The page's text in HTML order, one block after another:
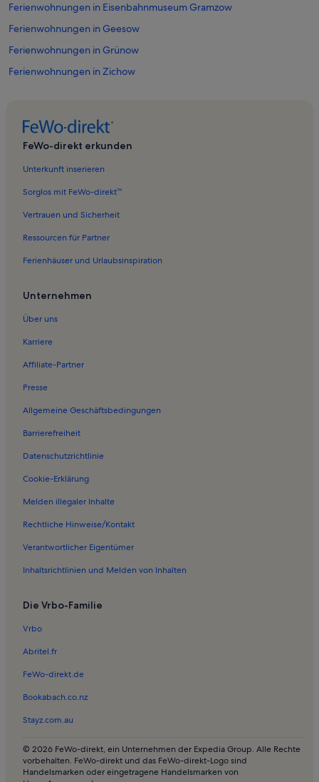
Ferienwohnungen in Eisenbahnmuseum Gramzow
Ferienwohnungen in Geesow
Ferienwohnungen in Grünow
Ferienwohnungen in Zichow
Ferienwohnungen in Göritz
Ferienwohnungen in Wartin
Ferienwohnungen in Amt Brüssow
Ferienwohnungen in Wollschow
Ferienwohnungen in Carmzow-Wallmow
Ferienwohnungen in Dominikanerkloster Prenzlau
Ferienwohnungen in Gramzow
Ferienwohnungen in Schenkenberg
Ferienwohnungen in Kirche Casekow
Ferienwohnungen in Bahnhof Prenzlau
Ferienunterkünfte nahe Warthe
Ferienwohnungen in Hohenselchow-Groß Pinnow
Häuser in Gerswalde
Ferienwohnungen und Apartments in Gerswalde
Häuser in Chorin
Ferienwohnungen und Apartments in Chorin
Häuser in Lychen
Haustierfreundliche Ferienunterkünfte in Lychen
Ferienunterkünfte am See in Lychen
Häuser in Oderberg
Haustierfreundliche Ferienunterkünfte in Oderberg
Ferienwohnungen und Apartments in Oderberg
FeWo-direkt erkunden
Unterkunft inserieren
Sorglos mit FeWo-direkt™
Vertrauen und Sicherheit
Ressourcen für Partner
Ferienhäuser und Urlaubsinspiration
Unternehmen
Über uns
Karriere
Affiliate-Partner
Presse
Allgemeine Geschäftsbedingungen
Barrierefreiheit
Datenschutzrichtlinie
Cookie-Erklärung
Melden illegaler Inhalte
Rechtliche Hinweise/Kontakt
Verantwortlicher Eigentümer
Inhaltsrichtlinien und Melden von Inhalten
Die Vrbo-Familie
Vrbo
Abritel.fr
FeWo-direkt.de
Bookabach.co.nz
Stayz.com.au
© 2026 FeWo-direkt, ein Unternehmen der Expedia Group. Alle Rechte
vorbehalten. FeWo-direkt und das FeWo-direkt-Logo sind
Handelsmarken oder eingetragene Handelsmarken von